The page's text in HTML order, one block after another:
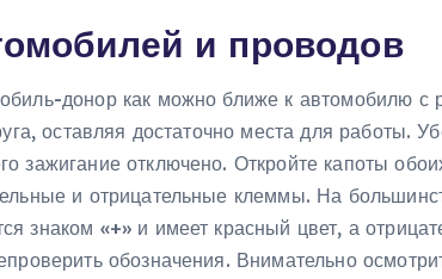
и проводов
донор как можно ближе к автомобилю с
оставляя достаточно места для работы.
зажигание отключено. Откройте капоты
и отрицательные клеммы. На
знаком «+» и имеет красный цвет, а
обозначения. Внимательно